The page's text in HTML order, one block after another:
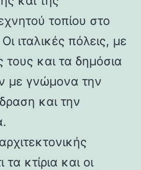
τοπίου στο
ιταλικές πόλεις, με
τους και τα δημόσια
με γνώμονα την
και την
τα κτίρια και οι